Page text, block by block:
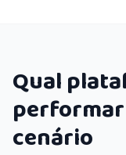
Qual
cenário